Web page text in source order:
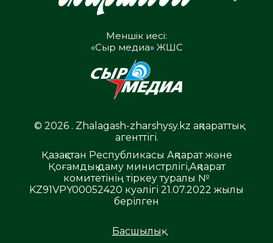
Меншік иесі:
«Сыр медиа» ЖШС
© 2026 . Zhalagash-zharshysy.kz ақпараттық
агенттігі.
Қазақстан Республикасы Ақпарат және
Қоғамдық даму министрлігі,Ақпарат
комитетінің тіркеу туралы №
KZ91VPY00052420 куәлігі 21.07.2022 жылы
берілген
Басшылық